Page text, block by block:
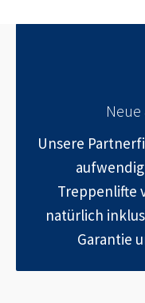
Unsere
Treppenlifte
natürlich
Garantie